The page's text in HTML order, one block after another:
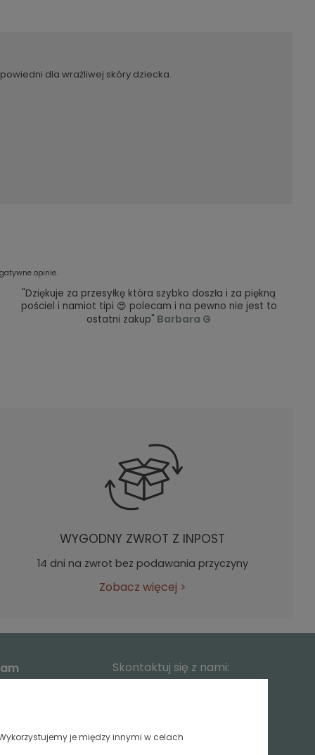
dla wrażliwej skóry dziecka.
opinie.
"Dziękuje za przesyłkę która szybko doszła i za piękną
pościel i namiot tipi 😍 polecam i na pewno nie jest to
ostatni zakup" Barbara G
WYGODNY ZWROT Z INPOST
14 dni na zwrot bez podawania przyczyny
Zobacz więcej >
Skontaktuj się z nami:
je między innymi w celach